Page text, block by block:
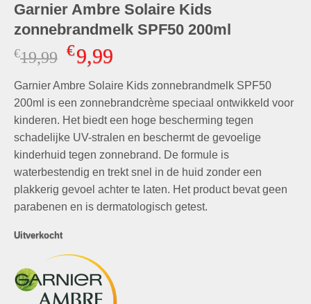
Garnier Ambre Solaire Kids
zonnebrandmelk SPF50 200ml
€19,99 Oorspronkelijke
prijs
was:
€19,99.
€9,99Huidige
is:
€9,99.
Garnier Ambre Solaire Kids zonnebrandmelk SPF50
200ml is een zonnebrandcrème speciaal ontwikkeld voor
kinderen. Het biedt een hoge bescherming tegen
schadelijke UV-stralen en beschermt de gevoelige
kinderhuid tegen zonnebrand. De formule is
waterbestendig en trekt snel in de huid zonder een
plakkerig gevoel achter te laten. Het product bevat geen
parabenen en is dermatologisch getest.
Uitverkocht